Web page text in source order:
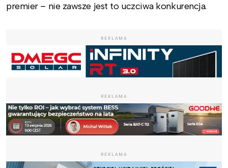
premier – nie zawsze jest to uczciwa konkurencja.
REKLAMA
REKLAMA
REKLAMA